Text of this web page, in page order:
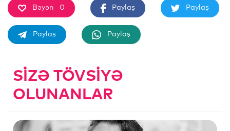
Bəyən 0 Paylaş Paylaş
Paylaş Paylaş
SIZƏ TÖVSIYƏ
OLUNANLAR